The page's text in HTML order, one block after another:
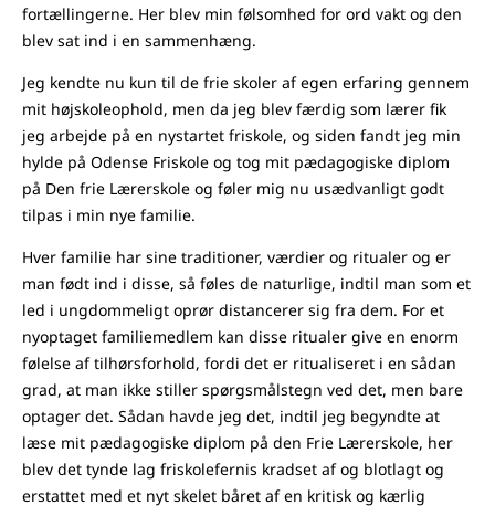
fortællingerne. Her blev min følsomhed for ord vakt og den
blev sat ind i en sammenhæng.
Jeg kendte nu kun til de frie skoler af egen erfaring gennem
mit højskoleophold, men da jeg blev færdig som lærer fik
jeg arbejde på en nystartet friskole, og siden fandt jeg min
hylde på Odense Friskole og tog mit pædagogiske diplom
på Den frie Lærerskole og føler mig nu usædvanligt godt
tilpas i min nye familie.
Hver familie har sine traditioner, værdier og ritualer og er
man født ind i disse, så føles de naturlige, indtil man som et
led i ungdommeligt oprør distancerer sig fra dem. For et
nyoptaget familiemedlem kan disse ritualer give en enorm
følelse af tilhørsforhold, fordi det er ritualiseret i en sådan
grad, at man ikke stiller spørgsmålstegn ved det, men bare
optager det. Sådan havde jeg det, indtil jeg begyndte at
læse mit pædagogiske diplom på den Frie Lærerskole, her
blev det tynde lag friskolefernis kradset af og blotlagt og
erstattet med et nyt skelet båret af en kritisk og kærlig